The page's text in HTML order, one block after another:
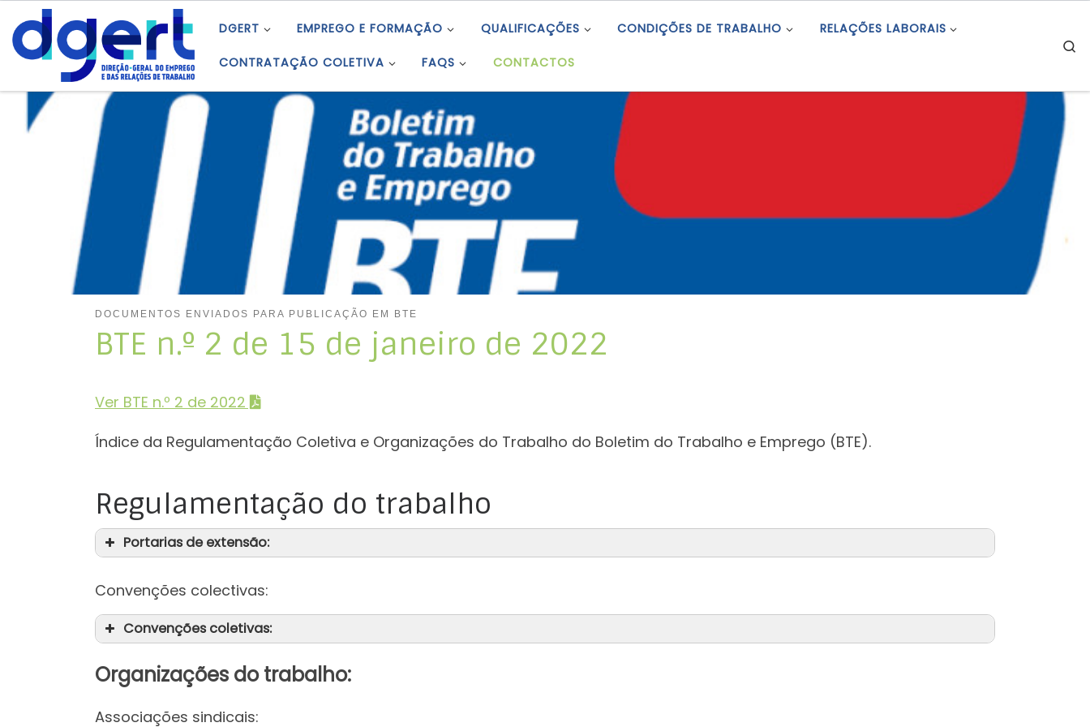
Skip to content DGERT EMPREGO E FORMAÇÃO QUALIFICAÇÕES CONDIÇÕES DE TRABALHO RELAÇÕES LABORAIS
CONTRATAÇÃO COLETIVA FAQS CONTACTOS
DOCUMENTOS ENVIADOS PARA PUBLICAÇÃO EM BTE
BTE n.º 2 de 15 de janeiro de 2022
Ver BTE n.º 2 de 2022
Índice da Regulamentação Coletiva e Organizações do Trabalho do Boletim do Trabalho e Emprego (BTE).
Regulamentação do trabalho
Portarias de extensão:
Convenções colectivas:
Convenções coletivas:
Organizações do trabalho:
Associações sindicais: